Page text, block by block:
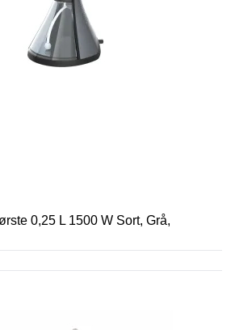
0,25 L 1500 W Sort, Grå,